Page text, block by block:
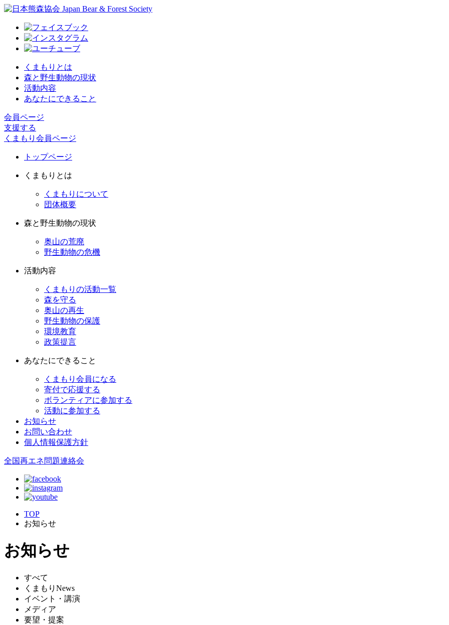
くまもりとは
森と野生動物の現状
活動内容
あなたにできること
会員ページ
支援する
くまもり会員ページ
トップページ
くまもりとは
くまもりについて
団体概要
森と野生動物の現状
奥山の荒廃
野生動物の危機
活動内容
くまもりの活動一覧
森を守る
奥山の再生
野生動物の保護
環境教育
政策提言
あなたにできること
くまもり会員になる
寄付で応援する
ボランティアに参加する
活動に参加する
お知らせ
お問い合わせ
個人情報保護方針
全国再エネ問題連絡会
TOP
お知らせ
お知らせ
すべて
くまもりNews
イベント・講演
メディア
要望・提案